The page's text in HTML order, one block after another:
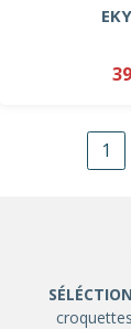
1